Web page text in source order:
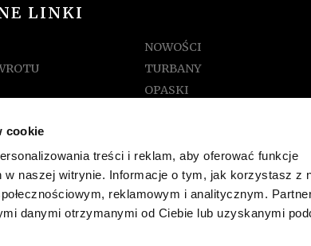
cookie
treści i reklam, aby oferować funkcje
w naszej witrynie. Informacje o tym, jak korzystasz z
reklamowym i analitycznym.
danymi otrzymanymi od Ciebie lub uzyskanymi
LINKI
NOWOŚCI
TURBANY
OPASKI